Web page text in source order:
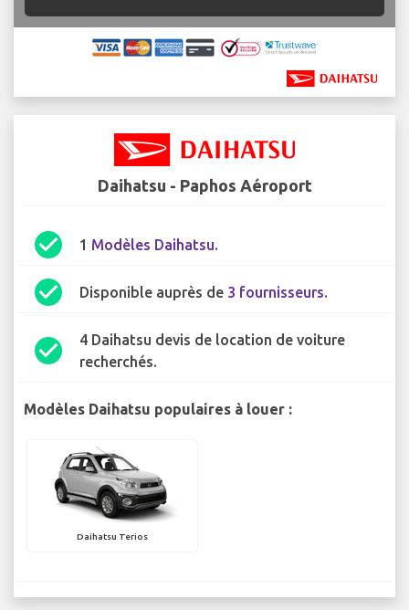
Daihatsu - Paphos Aéroport
check_circle 1 Modèles Daihatsu.
check_circle Disponible auprès de 3 fournisseurs.
check_circle
4 Daihatsu devis de location de voiture
recherchés.
Modèles Daihatsu populaires à louer :
Daihatsu Terios